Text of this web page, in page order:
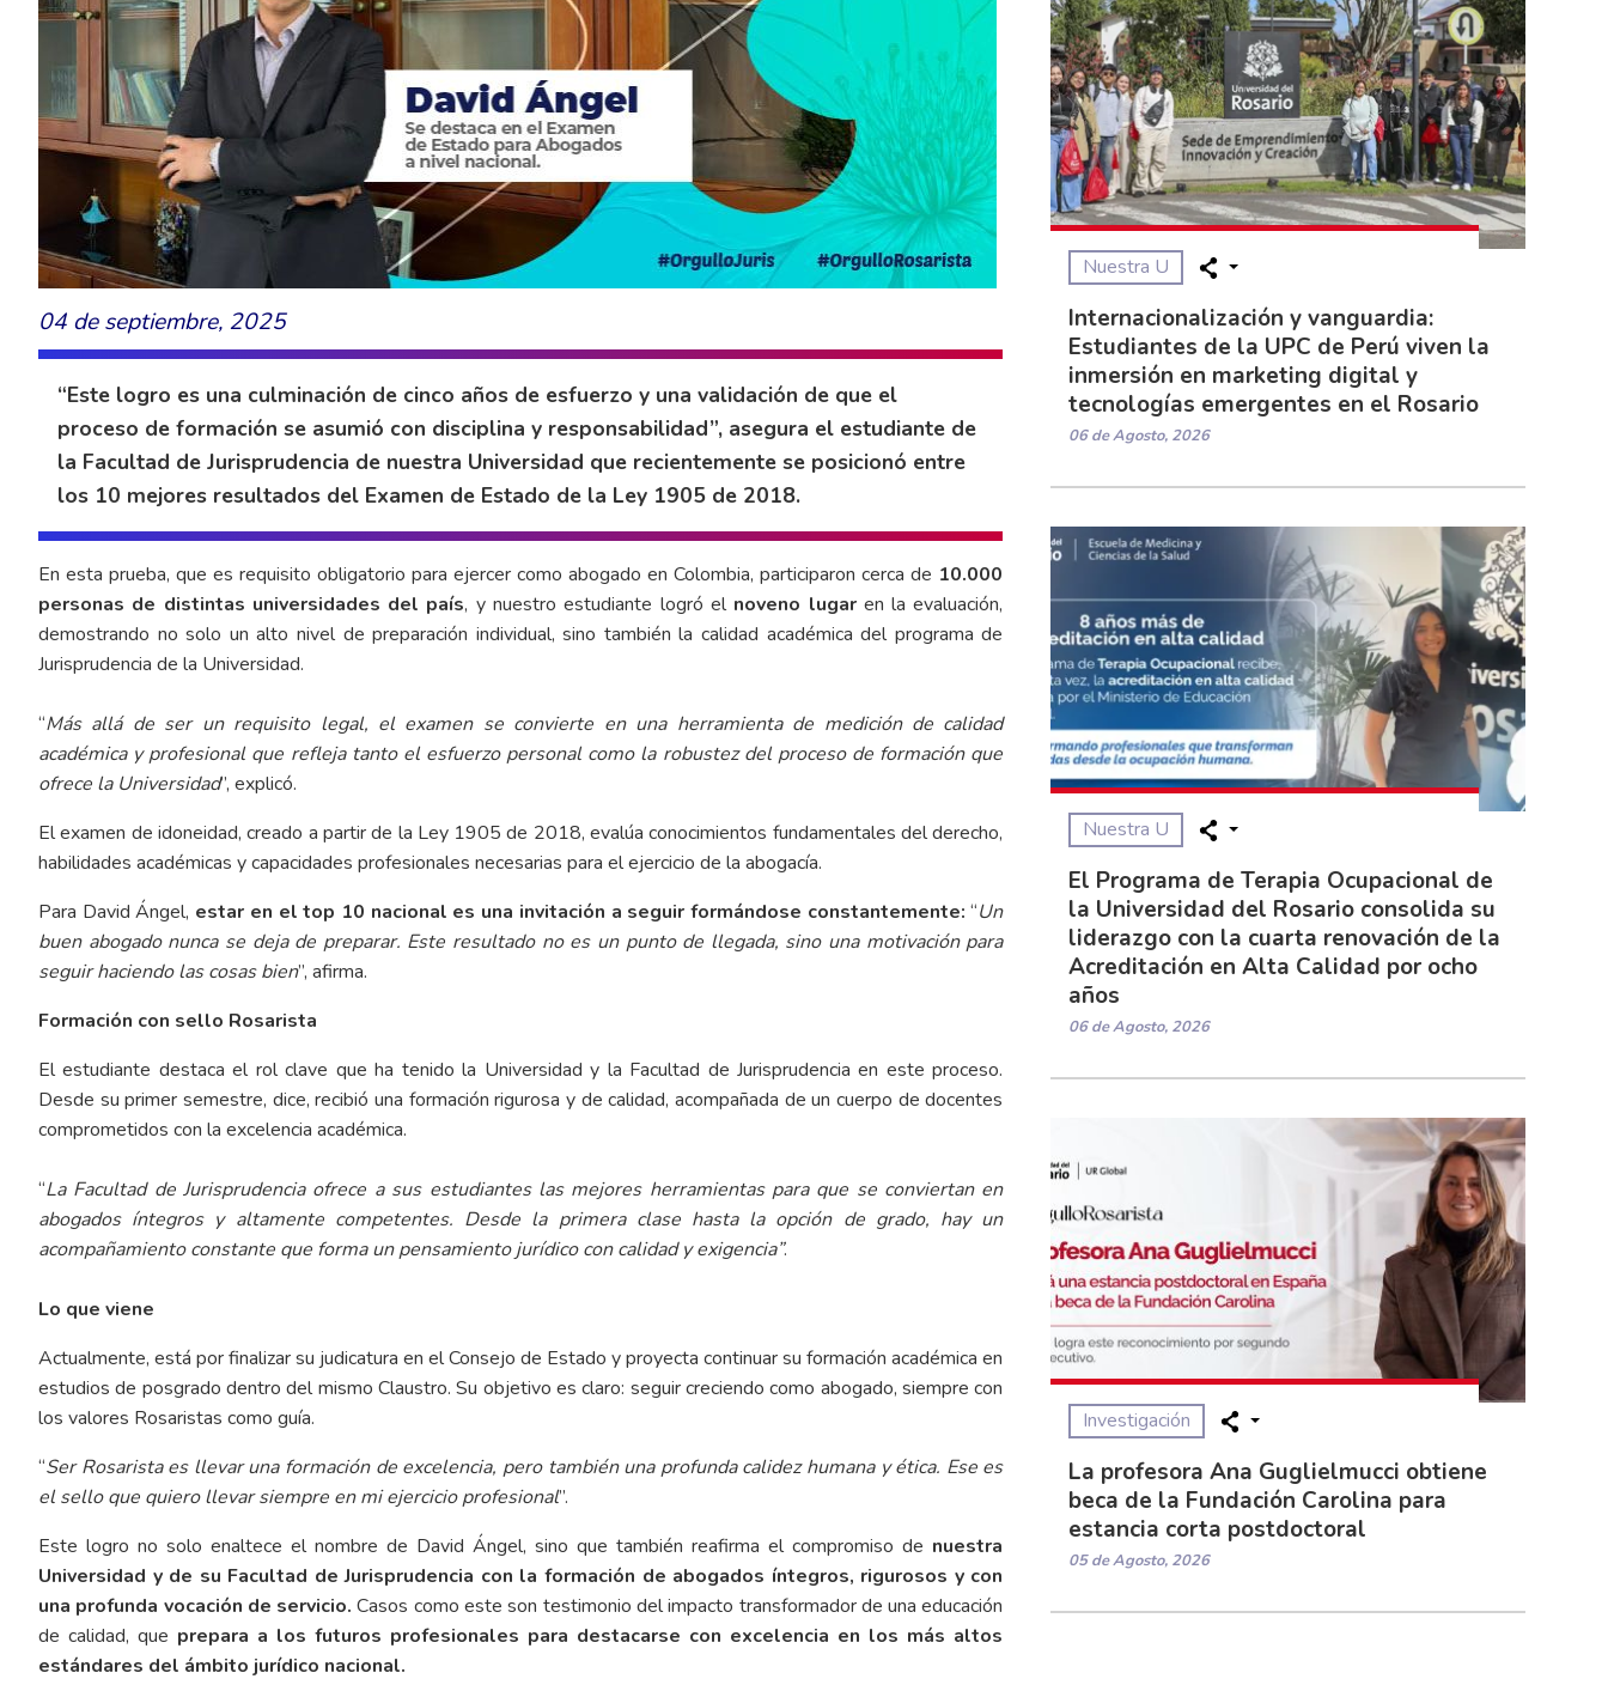
04 de septiembre, 2025
“Este logro es una culminación de cinco años de esfuerzo y una validación de que el
proceso de formación se asumió con disciplina y responsabilidad”, asegura el estudiante de
la Facultad de Jurisprudencia de nuestra Universidad que recientemente se posicionó entre
los 10 mejores resultados del Examen de Estado de la Ley 1905 de 2018.
En esta prueba, que es requisito obligatorio para ejercer como abogado en Colombia, participaron cerca de 10.000
personas de distintas universidades del país, y nuestro estudiante logró el noveno lugaren la evaluación,
demostrando no solo un alto nivel de preparación individual, sino también la calidad académica del programa de
Jurisprudencia de la Universidad.
“Más allá de ser un requisito legal, el examen se convierte en una herramienta de medición de calidad
académica y profesional que refleja tanto el esfuerzo personal como la robustez del proceso de formación que
ofrece la Universidad”, explicó.
El examen de idoneidad, creado a partir de la Ley 1905 de 2018, evalúa conocimientos fundamentales del derecho,
habilidades académicas y capacidades profesionales necesarias para el ejercicio de la abogacía.
Para David Ángel, estar en el top 10 nacional es una invitación a seguir formándose constantemente: “Un
buen abogado nunca se deja de preparar. Este resultado no es un punto de llegada, sino una motivación para
seguir haciendo las cosas bien”, afirma.
Formación con sello Rosarista
El estudiante destaca el rol clave que ha tenido la Universidad y la Facultad de Jurisprudencia en este proceso.
Desde su primer semestre, dice, recibió una formación rigurosa y de calidad, acompañada de un cuerpo de docentes
comprometidos con la excelencia académica.
“La Facultad de Jurisprudencia ofrece a sus estudiantes las mejores herramientas para que se conviertan en
abogados íntegros y altamente competentes. Desde la primera clase hasta la opción de grado, hay un
acompañamiento constante que forma un pensamiento jurídico con calidad y exigencia”.
Lo que viene
Actualmente, está por finalizar su judicatura en el Consejo de Estado y proyecta continuar su formación académica en
estudios de posgrado dentro del mismo Claustro. Su objetivo es claro: seguir creciendo como abogado, siempre con
los valores Rosaristas como guía.
“Ser Rosarista es llevar una formación de excelencia, pero también una profunda calidez humana y ética. Ese es
el sello que quiero llevar siempre en mi ejercicio profesional”.
Este logro no solo enaltece el nombre de David Ángel, sino que también reafirma el compromiso de nuestra
Universidad y de su Facultad de Jurisprudencia con la formación de abogados íntegros, rigurosos y con
una profunda vocación de servicio. Casos como este son testimonio del impacto transformador de una educación
de calidad, que prepara a los futuros profesionales para destacarse con excelencia en los más altos
estándares del ámbito jurídico nacional.
Nuestra U
Internacionalización y vanguardia:
Estudiantes de la UPC de Perú viven la
inmersión en marketing digital y
tecnologías emergentes en el Rosario
06 de Agosto, 2026
Nuestra U
El Programa de Terapia Ocupacional de
la Universidad del Rosario consolida su
liderazgo con la cuarta renovación de la
Acreditación en Alta Calidad por ocho
años
06 de Agosto, 2026
Investigación
La profesora Ana Guglielmucci obtiene
beca de la Fundación Carolina para
estancia corta postdoctoral
05 de Agosto, 2026